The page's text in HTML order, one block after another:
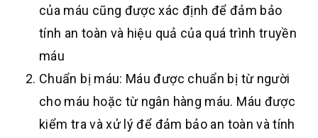
của máu cũng được xác định để đảm bảo
tính an toàn và hiệu quả của quá trình truyền
máu
Chuẩn bị máu: Máu được chuẩn bị từ người
cho máu hoặc từ ngân hàng máu. Máu được
kiểm tra và xử lý để đảm bảo an toàn và tính